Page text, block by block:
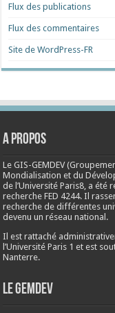
Flux des publications
Flux des commentaires
Site de WordPress-FR
A propos
Le GIS-GEMDEV
Mondialisation et du
de l’Université Paris8, a
recherche FED 4244. Il
recherche de différentes
devenu un réseau national.
Il est rattaché
l’Université Paris 1 et est
Nanterre.
Le Gemdev